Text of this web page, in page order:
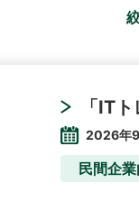
「IT
2026年9
民間企